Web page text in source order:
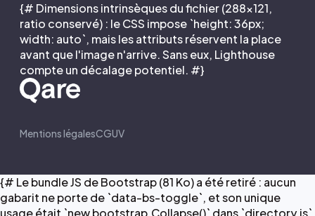
{# Dimensions intrinsèques du fichier (288×121,
ratio conservé) : le CSS impose `height: 36px;
width: auto`, mais les attributs réservent la place
avant que l'image n'arrive. Sans eux, Lighthouse
compte un décalage potentiel. #}
Mentions légalesCGUV
{# Le bundle JS de Bootstrap (81 Ko) a été retiré : aucun
gabarit ne porte de `data-bs-toggle`, et son unique
usage était `new bootstrap.Collapse()` dans `directory.js`